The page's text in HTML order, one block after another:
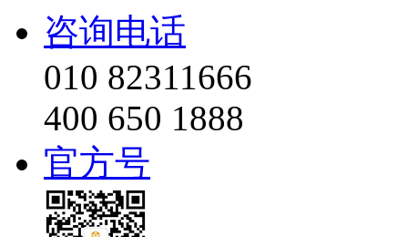
咨询电话
010 82311666
400 650 1888
官方号